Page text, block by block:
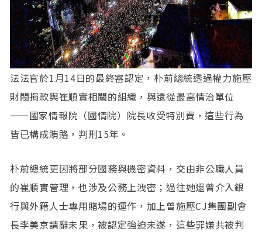
法法官於1月14日的最終審認定，朴前總統透過權力施壓
財閥捐款與崔順實相關的組織，與還從最高情治單位
——國家情報院（國情院）院長收受特別費，這些行為
皆已構成賄賂，判刑15年。
朴前總統更因將部分國務與機密資料，交由非公職人員
的崔順實管理，也涉及公務上洩密；過往她還曾介入銀
行與外籍人士專用賭場的運作，加上曾施壓CJ集團副會
長李美京請辭未果，被認定強迫未遂，這些罪嫌共被判